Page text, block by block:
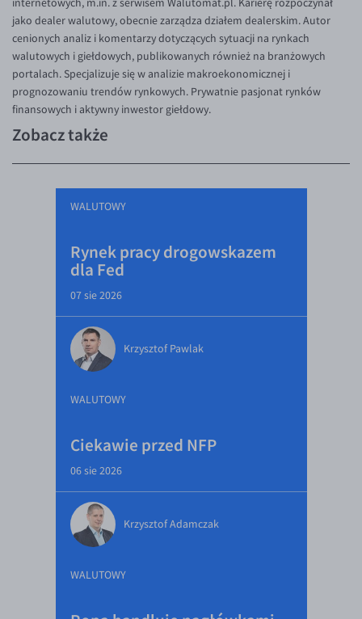
internetowych, m.in. z serwisem Walutomat.pl. Karierę rozpoczynał
jako dealer walutowy, obecnie zarządza działem dealerskim. Autor
cenionych analiz i komentarzy dotyczących sytuacji na rynkach
walutowych i giełdowych, publikowanych również na branżowych
portalach. Specjalizuje się w analizie makroekonomicznej i
prognozowaniu trendów rynkowych. Prywatnie pasjonat rynków
finansowych i aktywny inwestor giełdowy.
Zobacz także
WALUTOWY
Rynek pracy drogowskazem
dla Fed
07 sie 2026
Krzysztof Pawlak
WALUTOWY
Ciekawie przed NFP
06 sie 2026
Krzysztof Adamczak
WALUTOWY